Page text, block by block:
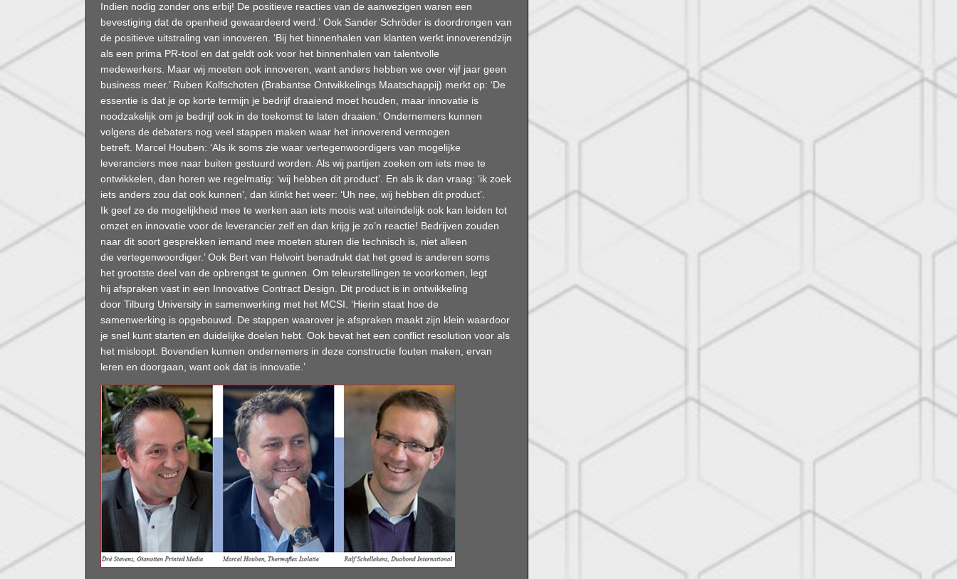
Indien nodig zonder ons erbij! De positieve reacties van de aanwezigen waren een
bevestiging dat de openheid gewaardeerd werd.’ Ook Sander Schröder is doordrongen van
de positieve uitstraling van innoveren. ‘Bij het binnenhalen van klanten werkt innoverendzijn
als een prima PR-tool en dat geldt ook voor het binnenhalen van talentvolle
medewerkers. Maar wij moeten ook innoveren, want anders hebben we over vijf jaar geen
business meer.’ Ruben Kolfschoten (Brabantse Ontwikkelings Maatschappij) merkt op: ‘De
essentie is dat je op korte termijn je bedrijf draaiend moet houden, maar innovatie is
noodzakelijk om je bedrijf ook in de toekomst te laten draaien.’ Ondernemers kunnen
volgens de debaters nog veel stappen maken waar het innoverend vermogen
betreft. Marcel Houben: ‘Als ik soms zie waar vertegenwoordigers van mogelijke
leveranciers mee naar buiten gestuurd worden. Als wij partijen zoeken om iets mee te
ontwikkelen, dan horen we regelmatig: ‘wij hebben dit product’. En als ik dan vraag: ‘ik zoek
iets anders zou dat ook kunnen’, dan klinkt het weer: ‘Uh nee, wij hebben dit product’.
Ik geef ze de mogelijkheid mee te werken aan iets moois wat uiteindelijk ook kan leiden tot
omzet en innovatie voor de leverancier zelf en dan krijg je zo’n reactie! Bedrijven zouden
naar dit soort gesprekken iemand mee moeten sturen die technisch is, niet alleen
die vertegenwoordiger.’ Ook Bert van Helvoirt benadrukt dat het goed is anderen soms
het grootste deel van de opbrengst te gunnen. Om teleurstellingen te voorkomen, legt
hij afspraken vast in een Innovative Contract Design. Dit product is in ontwikkeling
door Tilburg University in samenwerking met het MCSI. ‘Hierin staat hoe de
samenwerking is opgebouwd. De stappen waarover je afspraken maakt zijn klein waardoor
je snel kunt starten en duidelijke doelen hebt. Ook bevat het een conflict resolution voor als
het misloopt. Bovendien kunnen ondernemers in deze constructie fouten maken, ervan
leren en doorgaan, want ook dat is innovatie.’